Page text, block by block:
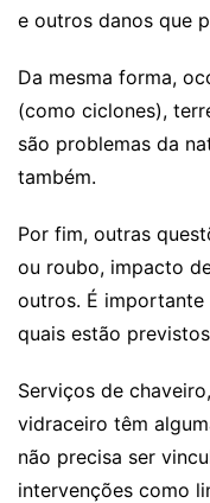
e outros danos que
Da mesma forma,
(como ciclones),
são problemas da
também.
Por fim, outras
ou roubo, impacto
outros. É
quais estão
Serviços de
vidraceiro têm
não precisa ser
intervenções como